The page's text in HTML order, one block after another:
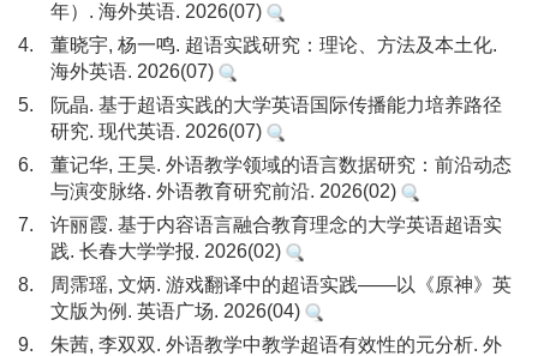
年）. 海外英语. 2026(07)
4.
董晓宇, 杨一鸣. 超语实践研究：理论、方法及本土化.
海外英语. 2026(07)
5.
阮晶. 基于超语实践的大学英语国际传播能力培养路径
研究. 现代英语. 2026(07)
6.
董记华, 王昊. 外语教学领域的语言数据研究：前沿动态
与演变脉络. 外语教育研究前沿. 2026(02)
7.
许丽霞. 基于内容语言融合教育理念的大学英语超语实
践. 长春大学学报. 2026(02)
8.
周霈瑶, 文炳. 游戏翻译中的超语实践——以《原神》英
文版为例. 英语广场. 2026(04)
9.
朱茜, 李双双. 外语教学中教学超语有效性的元分析. 外